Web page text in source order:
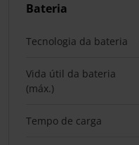
Bateria
Tecnologia da bateria
Vida útil da bateria
(máx.)
Tempo de carga